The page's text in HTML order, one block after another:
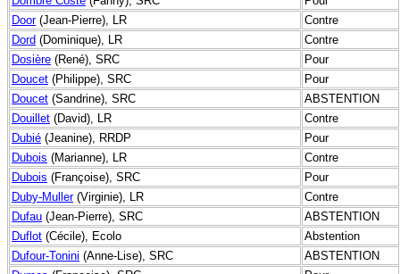
Door(Jean-Pierre), LR
Contre
Dord (Dominique), LR
Contre
Dosière (René), SRC
Pour
Doucet (Philippe), SRC
Pour
Doucet (Sandrine), SRC
ABSTENTION
Douillet (David), LR
Contre
Dubié (Jeanine), RRDP
Pour
Dubois (Marianne), LR
Contre
Dubois (Françoise), SRC
Pour
Duby-Muller(Virginie), LR
Contre
Dufau (Jean-Pierre), SRC
ABSTENTION
Duflot (Cécile), Ecolo
Abstention
Dufour-Tonini (Anne-Lise), SRC
ABSTENTION